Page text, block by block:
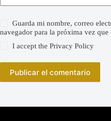
Guarda mi nombre, correo
navegador para la próxima vez que
I accept thePrivacy Policy
Publicar el comentario